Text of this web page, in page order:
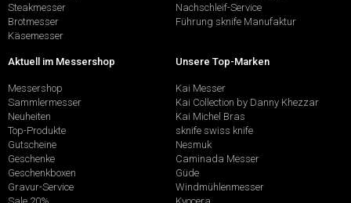
Steakmesser
Brotmesser
Käsemesser
Nachschleif-Service
Führung sknife Manufaktur
Aktuell im Messershop
Messershop
Sammlermesser
Neuheiten
Top-Produkte
Gutscheine
Geschenke
Geschenkboxen
Gravur-Service
Unsere Top-Marken
Kai Messer
Kai Collection by Danny Khezzar
Kai Michel Bras
sknife swiss knife
Nesmuk
Caminada Messer
Güde
Windmühlenmesser